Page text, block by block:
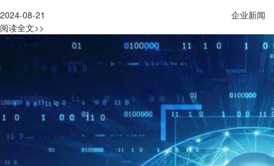
2024-08-21
企业新闻
阅读全文>>